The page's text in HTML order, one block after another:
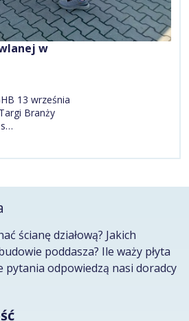
w
13 września
Branży
ścianę działową? Jakich
poddasza? Ile waży płyta
pytania odpowiedzą nasi doradcy